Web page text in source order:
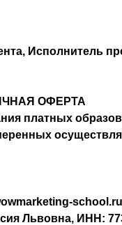
Исполнитель
ОФЕРТА
платных
Львовна, ИНН: